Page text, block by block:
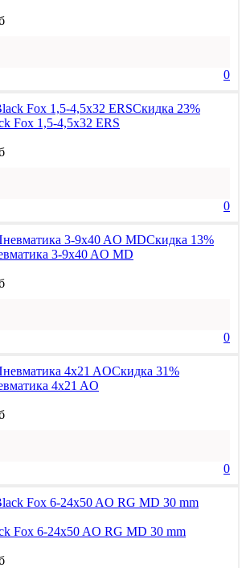
0
Скидка 23%
Fox 1,5-4,5x32 ERS
0
Скидка 13%
3-9x40 AO MD
0
Скидка 31%
4x21 AO
0
Fox 6-24x50 AO RG MD 30 mm